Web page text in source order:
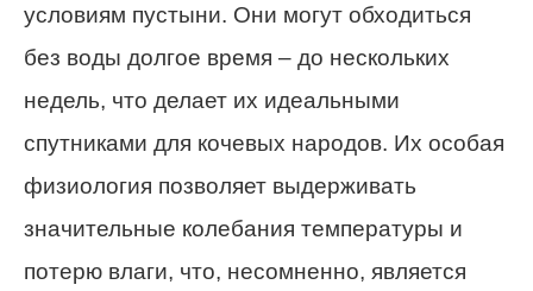
условиям пустыни. Они могут обходиться
без воды долгое время – до нескольких
недель, что делает их идеальными
спутниками для кочевых народов. Их особая
физиология позволяет выдерживать
значительные колебания температуры и
потерю влаги, что, несомненно, является